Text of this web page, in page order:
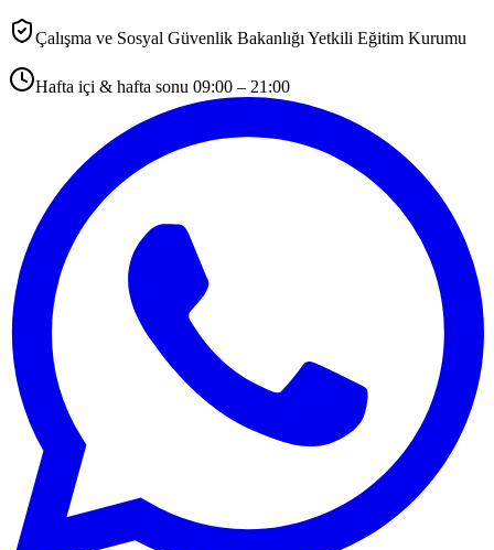
Çalışma ve Sosyal Güvenlik Bakanlığı Yetkili Eğitim Kurumu
Hafta içi & hafta sonu 09:00 – 21:00